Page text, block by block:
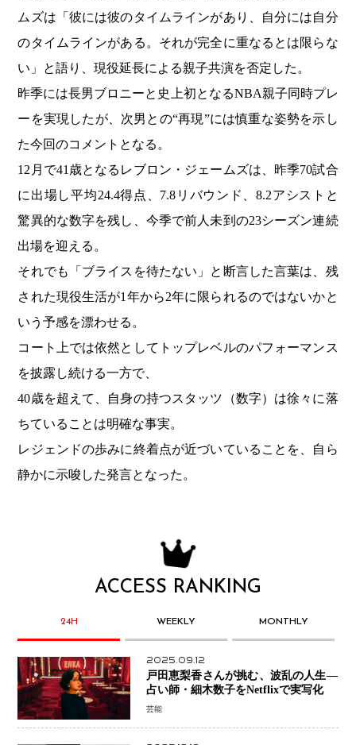
ムズは「彼には彼のタイムラインがあり、自分には自分
のタイムラインがある。それが完全に重なるとは限らな
い」と語り、現役延長による親子共演を否定した。
昨季には長男ブロニーと史上初となるNBA親子同時プレ
ーを実現したが、次男との“再現”には慎重な姿勢を示し
た今回のコメントとなる。
12月で41歳となるレブロン・ジェームズは、昨季70試合
に出場し平均24.4得点、7.8リバウンド、8.2アシストと
驚異的な数字を残し、今季で前人未到の23シーズン連続
出場を迎える。
それでも「ブライスを待たない」と断言した言葉は、残
された現役生活が1年から2年に限られるのではないかと
いう予感を漂わせる。
コート上では依然としてトップレベルのパフォーマンス
を披露し続ける一方で、
40歳を超えて、自身の持つスタッツ（数字）は徐々に落
ちていることは明確な事実。
レジェンドの歩みに終着点が近づいていることを、自ら
静かに示唆した発言となった。
ACCESS RANKING
24H WEEKLY MONTHLY
2025.09.12
戸田恵梨香さんが挑む、波乱の人生―
占い師・細木数子をNetflixで実写化
芸能